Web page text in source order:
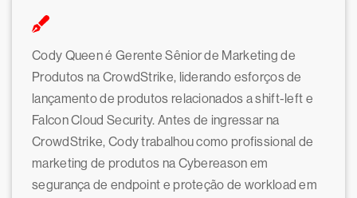
Cody Queen é Gerente Sênior de Marketing de
Produtos na CrowdStrike, liderando esforços de
lançamento de produtos relacionados a shift-left e
Falcon Cloud Security. Antes de ingressar na
CrowdStrike, Cody trabalhou como profissional de
marketing de produtos na Cybereason em
segurança de endpoint e proteção de workload em